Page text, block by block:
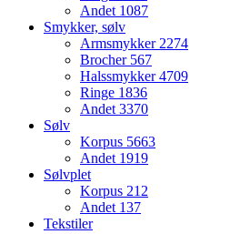
Andet 1087
Smykker, sølv
Armsmykker 2274
Brocher 567
Halssmykker4709
Ringe 1836
Andet 3370
Sølv
Korpus 5663
Andet 1919
Sølvplet
Korpus 212
Andet 137
Tekstiler